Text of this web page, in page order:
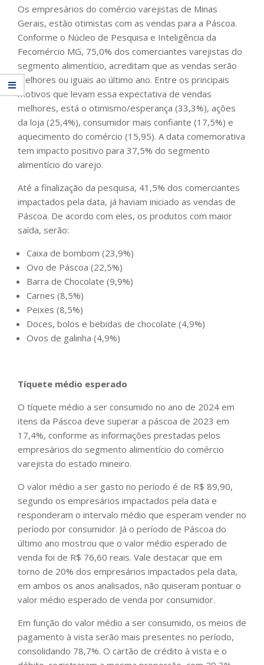
Os empresários do comércio varejistas de Minas
Gerais, estão otimistas com as vendas para a Páscoa.
Conforme o Núcleo de Pesquisa e Inteligência da
Fecomércio MG, 75,0% dos comerciantes varejistas do
segmento alimentício, acreditam que as vendas serão
melhores ou iguais ao último ano. Entre os principais
motivos que levam essa expectativa de vendas
melhores, está o otimismo/esperança (33,3%), ações
da loja (25,4%), consumidor mais confiante (17,5%) e
aquecimento do comércio (15,95). A data comemorativa
tem impacto positivo para 37,5% do segmento
alimentício do varejo.
Até a finalização da pesquisa, 41,5% dos comerciantes
impactados pela data, já haviam iniciado as vendas de
Páscoa. De acordo com eles, os produtos com maior
saída, serão:
Caixa de bombom (23,9%)
Ovo de Páscoa (22,5%)
Barra de Chocolate (9,9%)
Carnes (8,5%)
Peixes (8,5%)
Doces, bolos e bebidas de chocolate (4,9%)
Ovos de galinha (4,9%)
Tíquete médio esperado
O tíquete médio a ser consumido no ano de 2024 em
itens da Páscoa deve superar a páscoa de 2023 em
17,4%, conforme as informações prestadas pelos
empresários do segmento alimentício do comércio
varejista do estado mineiro.
O valor médio a ser gasto no período é de R$ 89,90,
segundo os empresários impactados pela data e
responderam o intervalo médio que esperam vender no
período por consumidor. Já o período de Páscoa do
último ano mostrou que o valor médio esperado de
venda foi de R$ 76,60 reais. Vale destacar que em
torno de 20% dos empresários impactados pela data,
em ambos os anos analisados, não quiseram pontuar o
valor médio esperado de venda por consumidor.
Em função do valor médio a ser consumido, os meios de
pagamento à vista serão mais presentes no período,
consolidando 78,7%. O cartão de crédito à vista e o